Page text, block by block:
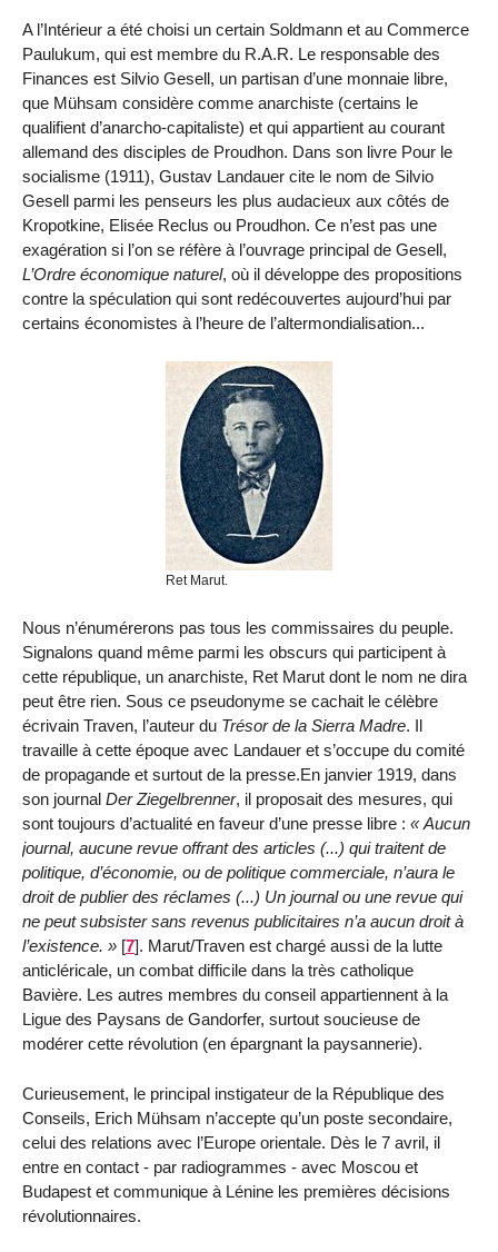
A l’Intérieur a été choisi un certain Soldmann et au Commerce
Paulukum, qui est membre du R.A.R. Le responsable des
Finances est Silvio Gesell, un partisan d’une monnaie libre,
que Mühsam considère comme anarchiste (certains le
qualifient d’anarcho-capitaliste) et qui appartient au courant
allemand des disciples de Proudhon. Dans son livre Pour le
socialisme (1911), Gustav Landauer cite le nom de Silvio
Gesell parmi les penseurs les plus audacieux aux côtés de
Kropotkine, Elisée Reclus ou Proudhon. Ce n’est pas une
exagération si l’on se réfère à l’ouvrage principal de Gesell,
L’Ordre économique naturel, où il développe des propositions
contre la spéculation qui sont redécouvertes aujourd’hui par
certains économistes à l’heure de l’altermondialisation...
Ret Marut.
Nous n’énumérerons pas tous les commissaires du peuple.
Signalons quand même parmi les obscurs qui participent à
cette république, un anarchiste, Ret Marut dont le nom ne dira
peut être rien. Sous ce pseudonyme se cachait le célèbre
écrivain Traven, l’auteur du Trésor de la Sierra Madre. Il
travaille à cette époque avec Landauer et s’occupe du comité
de propagande et surtout de la presse.En janvier 1919, dans
son journal Der Ziegelbrenner, il proposait des mesures, qui
sont toujours d’actualité en faveur d’une presse libre :
Aucun
journal, aucune revue offrant des articles (...) qui traitent de
politique, d’économie, ou de politique commerciale, n’aura le
droit de publier des réclames (...) Un journal ou une revue qui
ne peut subsister sans revenus publicitaires n’a aucun droit à
l’existence.
[7]. Marut/Traven est chargé aussi de la lutte
anticléricale, un combat difficile dans la très catholique
Bavière. Les autres membres du conseil appartiennent à la
Ligue des Paysans de Gandorfer, surtout soucieuse de
modérer cette révolution (en épargnant la paysannerie).
Curieusement, le principal instigateur de la République des
Conseils, Erich Mühsam n’accepte qu’un poste secondaire,
celui des relations avec l’Europe orientale. Dès le 7 avril, il
entre en contact - par radiogrammes - avec Moscou et
Budapest et communique à Lénine les premières décisions
révolutionnaires.